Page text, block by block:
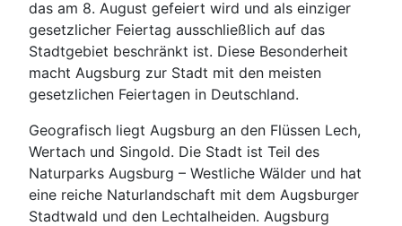
das am 8. August gefeiert wird und als einziger
gesetzlicher Feiertag ausschließlich auf das
Stadtgebiet beschränkt ist. Diese Besonderheit
macht Augsburg zur Stadt mit den meisten
gesetzlichen Feiertagen in Deutschland.
Geografisch liegt Augsburg an den Flüssen Lech,
Wertach und Singold. Die Stadt ist Teil des
Naturparks Augsburg – Westliche Wälder und hat
eine reiche Naturlandschaft mit dem Augsburger
Stadtwald und den Lechtalheiden. Augsburg